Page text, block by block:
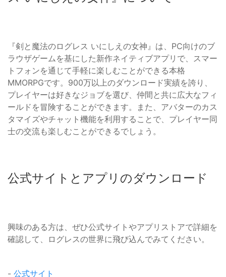
『剣と魔法のログレス いにしえの女神』は、PC向けのブ
ラウザゲームを基にした新作ネイティブアプリで、スマー
トフォンを通じて手軽に楽しむことができる本格
MMORPGです。900万以上のダウンロード実績を誇り、
プレイヤーは好きなジョブを選び、仲間と共に広大なフィ
ールドを冒険することができます。また、アバターのカス
タマイズやチャット機能を利用することで、プレイヤー同
士の交流も楽しむことができるでしょう。
公式サイトとアプリのダウンロード
興味のある方は、ぜひ公式サイトやアプリストアで詳細を
確認して、ログレスの世界に飛び込んでみてください。
- 公式サイト